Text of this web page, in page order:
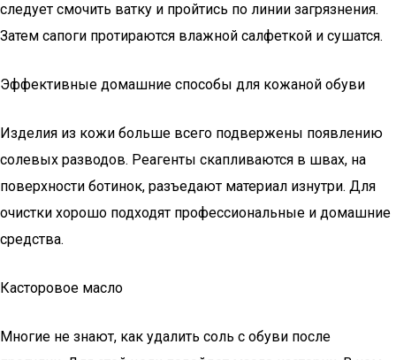
следует смочить ватку и пройтись по линии загрязнения.
Затем сапоги протираются влажной салфеткой и сушатся.
Эффективные домашние способы для кожаной обуви
Изделия из кожи больше всего подвержены появлению
солевых разводов. Реагенты скапливаются в швах, на
поверхности ботинок, разъедают материал изнутри. Для
очистки хорошо подходят профессиональные и домашние
средства.
Касторовое масло
Многие не знают, как удалить соль с обуви после